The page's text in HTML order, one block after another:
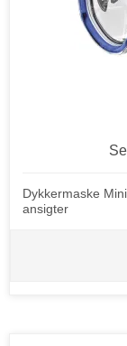
Dykkermaske
ansigter